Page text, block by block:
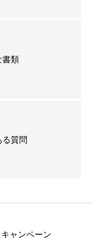
書類
質問
ャンペーン